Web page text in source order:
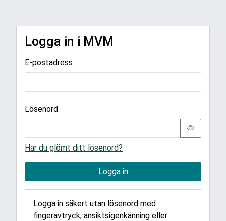
Logga in i MVM
E-postadress
Lösenord
Har du glömt ditt lösenord?
Logga in
Logga in säkert utan lösenord med
fingeravtryck, ansiktsigenkänning eller